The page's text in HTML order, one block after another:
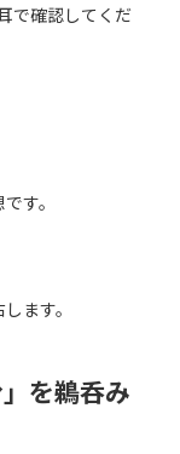
で確認してくだ
す。
ます。
を鵜呑み